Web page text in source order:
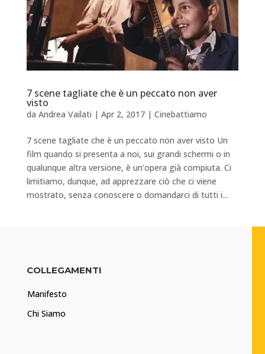
7 scene tagliate che è un peccato non aver
visto
da Andrea Vailati | Apr 2, 2017| Cinebattiamo
7 scene tagliate che è un peccato non aver visto Un
film quando si presenta a noi, sui grandi schermi o in
qualunque altra versione, è un’opera già compiuta. Ci
limitiamo, dunque, ad apprezzare ciò che ci viene
mostrato, senza conoscere o domandarci di tutti i...
COLLEGAMENTI
Manifesto
Chi Siamo